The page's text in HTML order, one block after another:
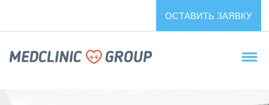
ОСТАВИТЬ ЗАЯВКУ